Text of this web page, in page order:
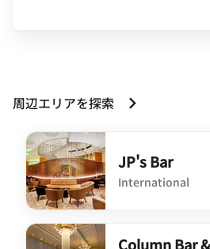
周辺エリアを探索
JP's Bar
International
undefined JP's Bar
Column Bar &